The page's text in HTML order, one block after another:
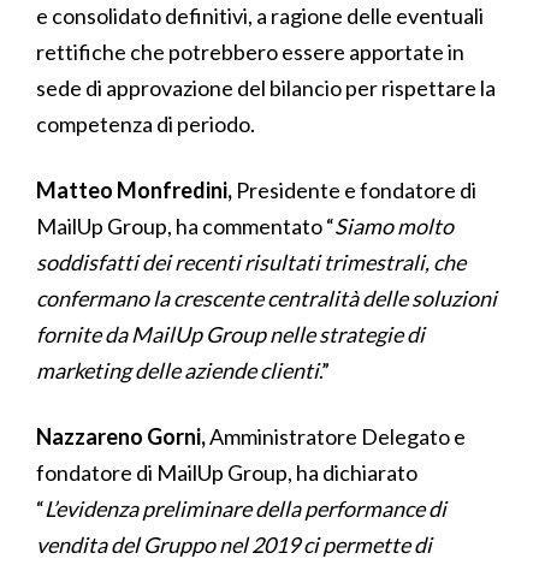
All
Comunicati Stampa
Stories
e consolidato definitivi, a ragione delle eventuali
rettifiche che potrebbero essere apportate in
sede di approvazione del bilancio per rispettare la
competenza di periodo.
Matteo Monfredini, Presidente e fondatore di
MailUp Group, ha commentato “Siamo molto
soddisfatti dei recenti risultati trimestrali, che
confermano la crescente centralità delle soluzioni
fornite da MailUp Group nelle strategie di
marketing delle aziende clienti.”
Nazzareno Gorni,Amministratore Delegato e
fondatore di MailUp Group, ha dichiarato
“L’evidenza preliminare della performance di
vendita del Gruppo nel 2019 ci permette di